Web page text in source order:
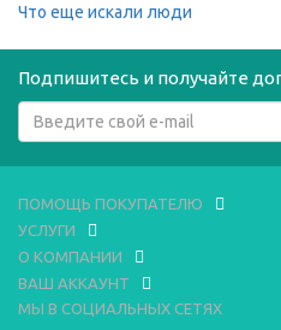
Что еще искали люди
Подпишитесь и получайте
ПОМОЩЬ ПОКУПАТЕЛЮ
УСЛУГИ
О КОМПАНИИ
ВАШ АККАУНТ
МЫ В СОЦИАЛЬНЫХ СЕТЯХ